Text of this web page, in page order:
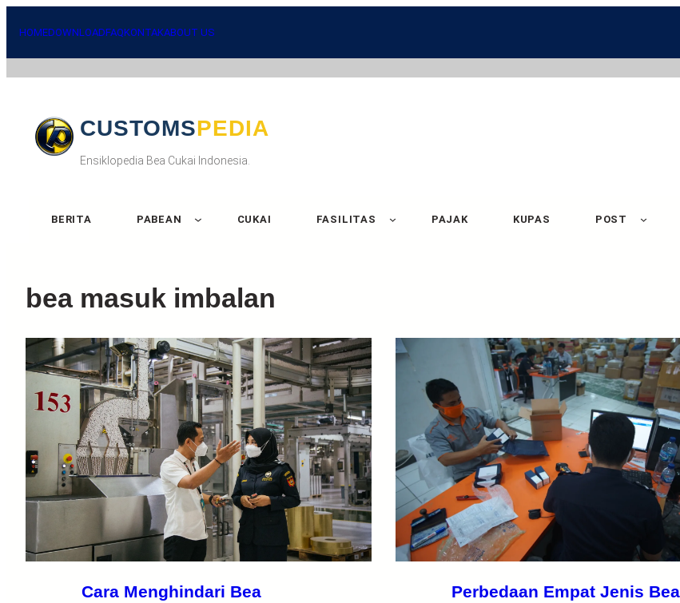
HOMEDOWNLOADFAQKONTAKABOUT US
CUSTOMSPEDIA
Ensiklopedia Bea Cukai Indonesia.
BERITA PABEAN CUKAI FASILITAS PAJAK KUPAS POST
bea masuk imbalan
Cara Menghindari Bea
Perbedaan Empat Jenis Bea